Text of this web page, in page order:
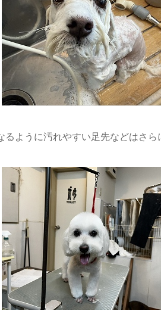
るように汚れやすい足先などはさら